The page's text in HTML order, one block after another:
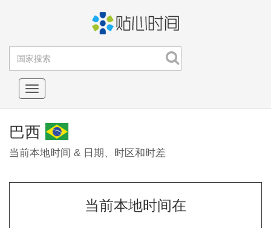
Toggle
巴西
当前本地时间 & 日期、时区和时差
当前本地时间在